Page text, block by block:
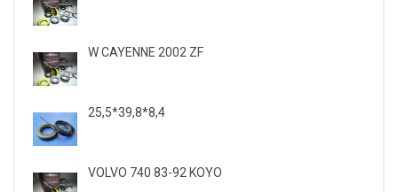
W CAYENNE 2002 ZF
25,5*39,8*8,4
VOLVO 740 83-92 KOYO